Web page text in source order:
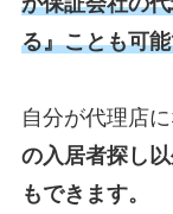
る』ことも可
自分が代理店
の入居者探し
もできます。